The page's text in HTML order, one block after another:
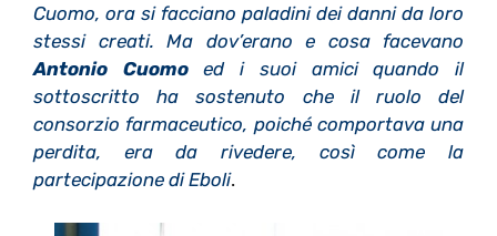
Cuomo, ora si facciano paladini dei danni da loro
stessi creati. Ma dov’erano e cosa facevano
Antonio Cuomoed i suoi amici quando il
sottoscritto ha sostenuto che il ruolo del
consorzio farmaceutico, poiché comportava una
perdita, era da rivedere, così come la
partecipazione di Eboli.